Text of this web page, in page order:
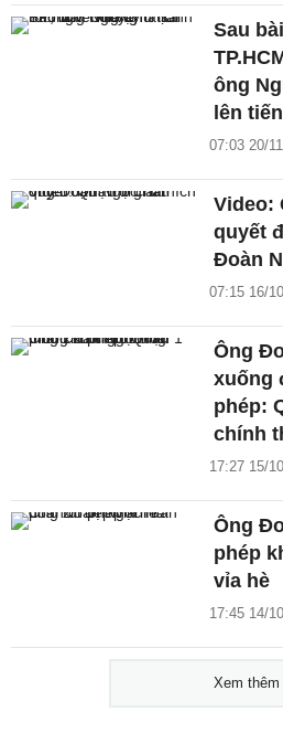
Sau
ông
lên
07:03 20/
Video:
quyết
Đoàn
07:15 16/
Ông
xuống
phép:
chính
17:27 15/
Ông
phép
vỉa hè
17:45 14/
Xem thêm